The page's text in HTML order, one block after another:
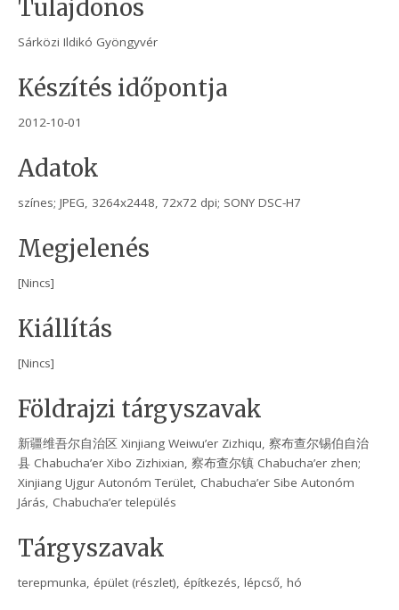
Tulajdonos
Sárközi Ildikó Gyöngyvér
Készítés időpontja
2012-10-01
Adatok
színes; JPEG, 3264x2448, 72x72 dpi; SONY DSC-H7
Megjelenés
[Nincs]
Kiállítás
[Nincs]
Földrajzi tárgyszavak
新疆维吾尔自治区 Xinjiang Weiwu’er Zizhiqu, 察布查尔锡伯自治
县 Chabucha’er Xibo Zizhixian, 察布查尔镇 Chabucha’er zhen;
Xinjiang Ujgur Autonóm Terület, Chabucha’er Sibe Autonóm
Járás, Chabucha’er település
Tárgyszavak
terepmunka, épület (részlet), építkezés, lépcső, hó